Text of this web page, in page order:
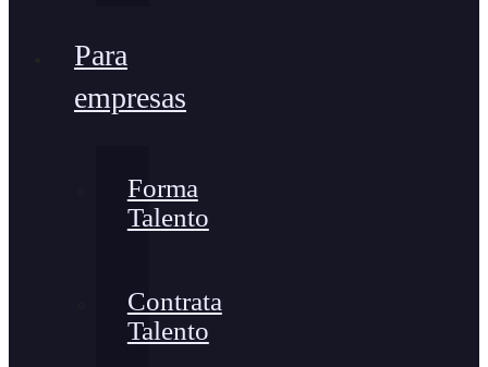
Para
empresas
Forma
Talento
Contrata
Talento